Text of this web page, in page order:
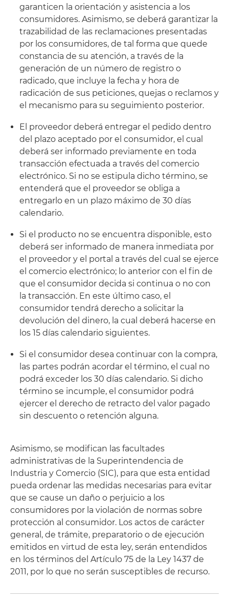
garanticen la orientación y asistencia a los
consumidores. Asimismo, se deberá garantizar la
trazabilidad de las reclamaciones presentadas
por los consumidores, de tal forma que quede
constancia de su atención, a través de la
generación de un número de registro o
radicado, que incluye la fecha y hora de
radicación de sus peticiones, quejas o reclamos y
el mecanismo para su seguimiento posterior.
El proveedor deberá entregar el pedido dentro
del plazo aceptado por el consumidor, el cual
deberá ser informado previamente en toda
transacción efectuada a través del comercio
electrónico. Si no se estipula dicho término, se
entenderá que el proveedor se obliga a
entregarlo en un plazo máximo de 30 días
calendario.
Si el producto no se encuentra disponible, esto
deberá ser informado de manera inmediata por
el proveedor y el portal a través del cual se ejerce
el comercio electrónico; lo anterior con el fin de
que el consumidor decida si continua o no con
la transacción. En este último caso, el
consumidor tendrá derecho a solicitar la
devolución del dinero, la cual deberá hacerse en
los 15 días calendario siguientes.
Si el consumidor desea continuar con la compra,
las partes podrán acordar el término, el cual no
podrá exceder los 30 días calendario. Si dicho
término se incumple, el consumidor podrá
ejercer el derecho de retracto del valor pagado
sin descuento o retención alguna.
Asimismo, se modifican las facultades
administrativas de la Superintendencia de
Industria y Comercio (SIC), para que esta entidad
pueda ordenar las medidas necesarias para evitar
que se cause un daño o perjuicio a los
consumidores por la violación de normas sobre
protección al consumidor. Los actos de carácter
general, de trámite, preparatorio o de ejecución
emitidos en virtud de esta ley, serán entendidos
en los términos del Artículo 75 de la Ley 1437 de
2011, por lo que no serán susceptibles de recurso.